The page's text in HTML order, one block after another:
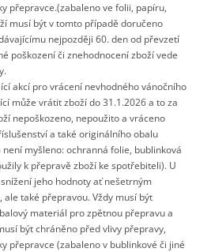
přepravce.(zabaleno ve folii, papíru,
musí být v tomto případě doručeno
nejpozději 60. den od převzetí
poškození či znehodnocení zboží vede
akcí pro vrácení nevhodného vánočního
může vrátit zboží do 31.1.2026 a to za
nepoškozeno, nepoužito a vráceno
a také originálního obalu
myšleno: ochranná folie, bublinková
k přepravě zboží ke spotřebiteli). U
jeho hodnoty ať nešetrným
ale také přepravou. Vždy musí být
materiál pro zpětnou přepravu a
být chráněno před vlivy přepravy,
přepravce (zabaleno v bublinkové či jiné